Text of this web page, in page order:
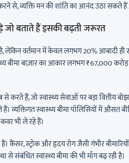
से, व्यक्ति मन की शांति का आनंद उठा सकते
बताते हैं इसकी बढ़ती जरूरत
लेकिन वर्तमान में केवल लगभग 20% आबादी
बीमा बाज़ार का आकार लगभग ₹67,000
हैं, जो स्वास्थ्य सेवाओं पर बड़ा वित्तीय
व्यक्तिगत स्वास्थ्य बीमा पॉलिसियों में औसत
भी ले रहे हैं।
कैंसर, स्ट्रोक और हृदय रोग जैसी गंभीर
से संबंधित स्वास्थ्य बीमा की भी माँग बढ़ रही है।